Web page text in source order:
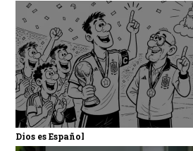
Dios es Español